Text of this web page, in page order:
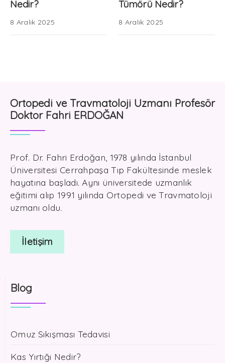
Nedir?
8 Aralık 2025
Tümörü Nedir?
8 Aralık 2025
Ortopedi ve Travmatoloji Uzmanı Profesör
Doktor Fahri ERDOĞAN
Prof. Dr. Fahri Erdoğan, 1978 yılında İstanbul
Üniversitesi Cerrahpaşa Tıp Fakültesinde meslek
hayatına başladı. Aynı üniversitede uzmanlık
eğitimi alıp 1991 yılında Ortopedi ve Travmatoloji
uzmanı oldu.
İletişim
Blog
Omuz Sıkışması Tedavisi
Kas Yırtığı Nedir?